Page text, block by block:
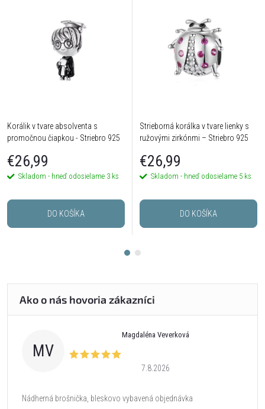
Korálik v tvare absolventa s
promočnou čiapkou - Striebro 925
€26,99
Skladom - hneď odosielame 3 ks
DO KOŠÍKA
Strieborná korálka v tvare lienky s
ružovými zirkónmi – Striebro 925
€26,99
Skladom - hneď odosielame 5 ks
DO KOŠÍKA
MV
Magdaléna Veverková
7.8.2026
Nádherná brošnička, bleskovo vybavená objednávka